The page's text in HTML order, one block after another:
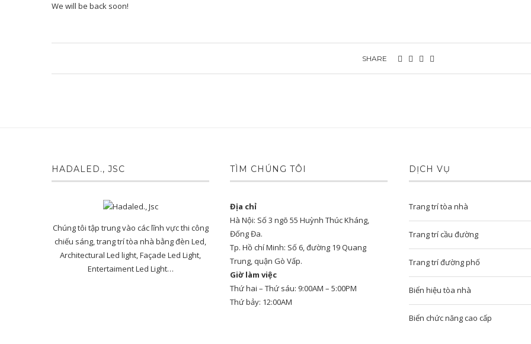
We will be back soon!
SHARE
HADALED., JSC
Chúng tôi tập trung vào các lĩnh vực thi công
chiếu sáng, trang trí tòa nhà bằng đèn Led,
Architectural Led light, Façade Led Light,
Entertaiment Led Light…
TÌM CHÚNG TÔI
Địa chỉ
Hà Nội: Số 3 ngõ 55 Huỳnh Thúc Kháng,
Đống Đa.
Tp. Hồ chí Minh: Số 6, đường 19 Quang
Trung, quận Gò Vấp.
Giờ làm việc
Thứ hai – Thứ sáu: 9:00AM – 5:00PM
Thứ bảy: 12:00AM
DỊCH VỤ
Trang trí tòa nhà
Trang trí cầu đường
Trang trí đường phố
Biển hiệu tòa nhà
Biển chức năng cao cấp